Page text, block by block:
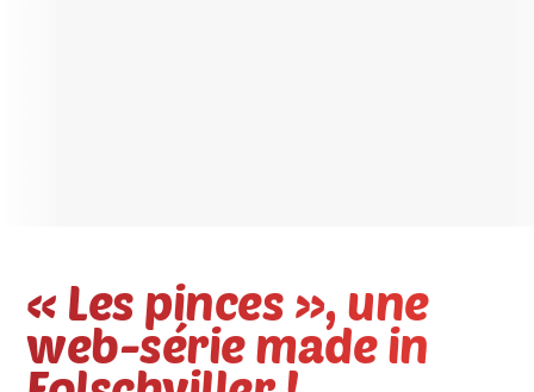
« Les pinces », une
web-série made in